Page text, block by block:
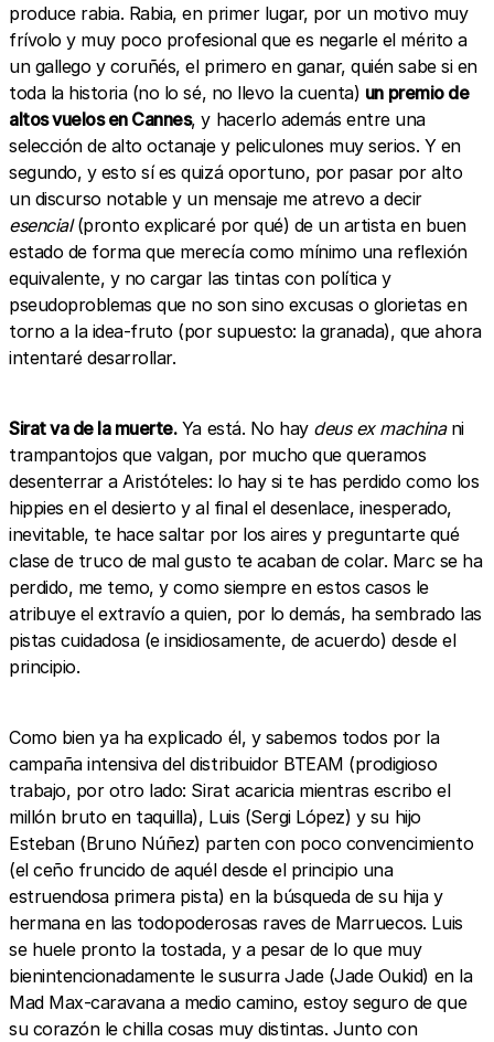
produce rabia. Rabia, en primer lugar, por un motivo muy
frívolo y muy poco profesional que es negarle el mérito a
un gallego y coruñés, el primero en ganar, quién sabe si en
toda la historia (no lo sé, no llevo la cuenta) un premio de
altos vuelos en Cannes, y hacerlo además entre una
selección de alto octanaje y peliculones muy serios. Y en
segundo, y esto sí es quizá oportuno, por pasar por alto
un discurso notable y un mensaje me atrevo a decir
esencial(pronto explicaré por qué) de un artista en buen
estado de forma que merecía como mínimo una reflexión
equivalente, y no cargar las tintas con política y
pseudoproblemas que no son sino excusas o glorietas en
torno a la idea-fruto (por supuesto: la granada), que ahora
intentaré desarrollar.
Sirat va de la muerte.Ya está. No hay deus ex machina ni
trampantojos que valgan, por mucho que queramos
desenterrar a Aristóteles: lo hay si te has perdido como los
hippies en el desierto y al final el desenlace, inesperado,
inevitable, te hace saltar por los aires y preguntarte qué
clase de truco de mal gusto te acaban de colar. Marc se ha
perdido, me temo, y como siempre en estos casos le
atribuye el extravío a quien, por lo demás, ha sembrado las
pistas cuidadosa (e insidiosamente, de acuerdo) desde el
principio.
Como bien ya ha explicado él, y sabemos todos por la
campaña intensiva del distribuidor BTEAM (prodigioso
trabajo, por otro lado: Sirat acaricia mientras escribo el
millón bruto en taquilla), Luis (Sergi López) y su hijo
Esteban (Bruno Núñez) parten con poco convencimiento
(el ceño fruncido de aquél desde el principio una
estruendosa primera pista) en la búsqueda de su hija y
hermana en las todopoderosas raves de Marruecos. Luis
se huele pronto la tostada, y a pesar de lo que muy
bienintencionadamente le susurra Jade (Jade Oukid) en la
Mad Max-caravana a medio camino, estoy seguro de que
su corazón le chilla cosas muy distintas. Junto con